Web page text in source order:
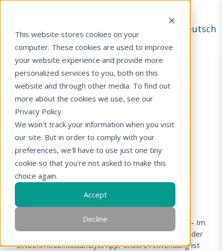
This website stores cookies on your
computer. These cookies are used to improve
your website experience and provide more
personalized services to you, both on this
website and through other media. To find out
more about the cookies we use, see our
Privacy Policy.
We won't track your information when you visit
our site. But in order to comply with your
preferences, we'll have to use just one tiny
cookie so that you're not asked to make this
choice again.
Accept
Decline
News
Deutsch
Kompatibilität
Die Erklärung zur Geräte und Software
Kompatibilität
der
LINDERA Mobilitätsanalyse App
Zuletzt aktualisiert am:
Kompatibilität der LINDERA Mobilitätsanalyse App – Im
Folgenden finden Sie eine Kompatibilitätsübersicht der
LINDERA Mobilitätsanalyse App. Unsere Anwendung ist